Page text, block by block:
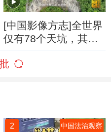
[中国影像方志]全世界
仅有78个天坑，其中
这里
2 中国法治观察